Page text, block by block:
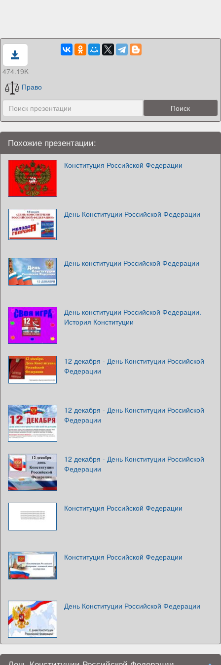
474.19K
Право
Похожие презентации:
Конституция Российской Федерации
День Конституции Российской Федерации
День конституции Российской Федерации
День конституции Российской Федерации.
История Конституции
12 декабря - День Конституции Российской
Федерации
12 декабря - День Конституции Российской
Федерации
12 декабря - День Конституции Российской
Федерации
Конституция Российской Федерации
Конституция Российской Федерации
День Конституции Российской Федерации